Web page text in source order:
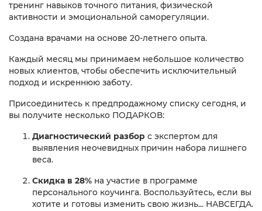
тренинг навыков точного питания, физической
активности и эмоциональной саморегуляции.
Создана врачами на основе 20-летнего опыта.
Каждый месяц мы принимаем небольшое количество
новых клиентов, чтобы обеспечить исключительный
подход и искреннюю заботу.
Присоединитесь к предпродажному списку сегодня, и
вы получите несколько ПОДАРКОВ:
Диагностический разбор с экспертом для
выявления неочевидных причин набора лишнего
веса.
Скидка в 28% на участие в программе
персонального коучинга. Воспользуйтесь, если вы
хотите и готовы изменить свою жизнь... НАВСЕГДА.